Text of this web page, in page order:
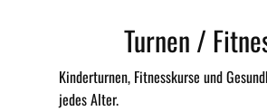
Turnen /
Kinderturnen, Fitnesskurse und
jedes Alter.